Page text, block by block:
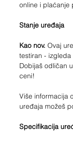
online i plaćanje
Stanje uređaja
Kao nov. Ovaj
testiran - izgleda
Dobijaš odličan
ceni!
Više informacija
uređaja možeš
Specifikacija